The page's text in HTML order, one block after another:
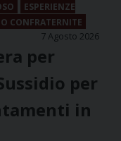
ESPERIENZE
CONFRATERNITE
7 Agosto 2026
per
per
in